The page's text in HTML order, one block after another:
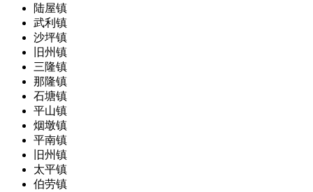
陆屋镇
武利镇
沙坪镇
旧州镇
三隆镇
那隆镇
石塘镇
平山镇
烟墩镇
平南镇
旧州镇
太平镇
伯劳镇